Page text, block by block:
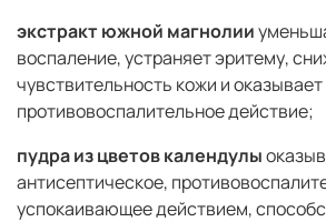
экстракт южной магнолии
воспаление, устраняет эритему,
чувствительность кожи и оказывает
противовоспалительное действие;
пудра из цветов календулы
антисептическое,
успокаивающее действием,